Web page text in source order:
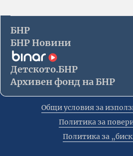
БНР
БНР Новини
Детското.БНР
Архивен фонд на БНР
Общи условия за
Политика за
Политика за